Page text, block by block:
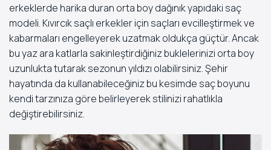
erkeklerde harika duran orta boy dağınık yapıdaki saç
modeli. Kıvırcık saçlı erkekler için saçları evcilleştirmek ve
kabarmaları engelleyerek uzatmak oldukça güçtür. Ancak
bu yaz ara katlarla sakinleştirdiğiniz buklelerinizi orta boy
uzunlukta tutarak sezonun yıldızı olabilirsiniz. Şehir
hayatında da kullanabileceğiniz bu kesimde saç boyunu
kendi tarzınıza göre belirleyerek stilinizi rahatlıkla
değiştirebilirsiniz.